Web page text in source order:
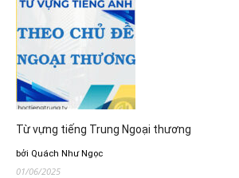
Từ vựng tiếng Trung Ngoại thương
bởi Quách Như Ngọc
01/06/2025